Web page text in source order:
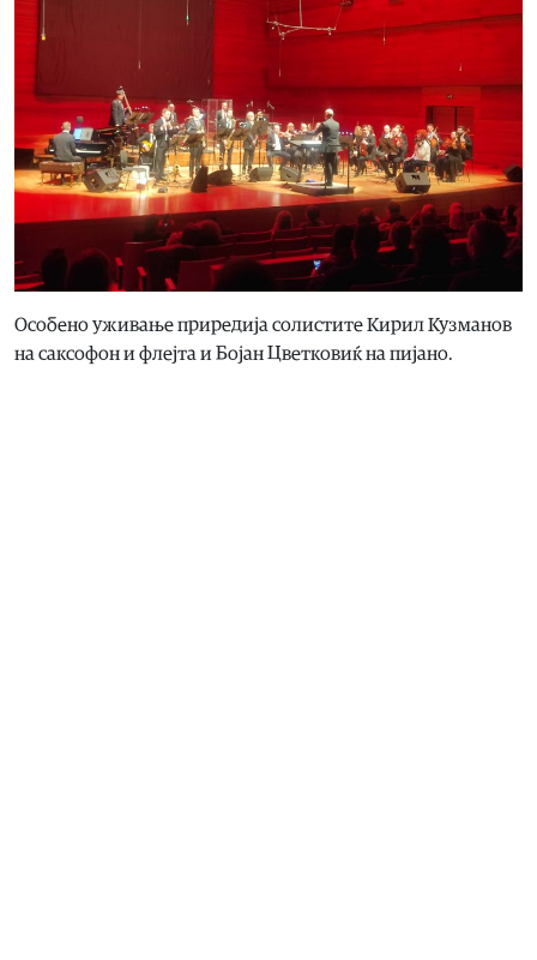
Особено уживање приредија солистите Кирил Кузманов
на саксофон и флејта и Бојан Цветковиќ на пијано.